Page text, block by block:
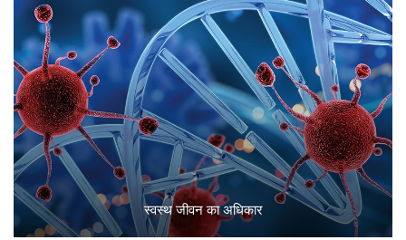
स्वस्थ जीवन का अधिकार